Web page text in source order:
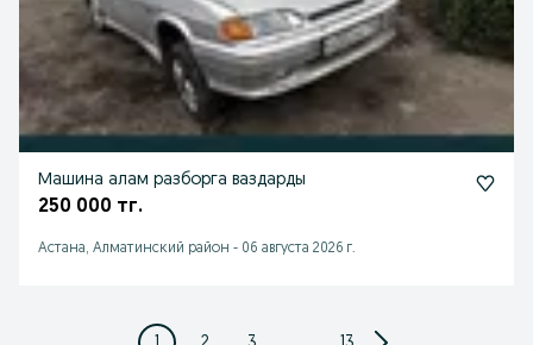
Машина алам разборга ваздарды
250 000 тг.
Астана, Алматинский район - 06 августа 2026 г.